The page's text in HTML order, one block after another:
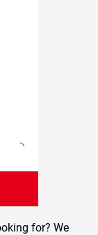
shopping cart
for? We